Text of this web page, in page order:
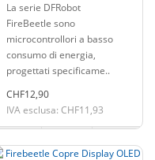
con WiFi
La serie DFRobot
FireBeetle sono
microcontrollori a basso
consumo di energia,
progettati specificame..
CHF12,90
IVA esclusa: CHF11,93